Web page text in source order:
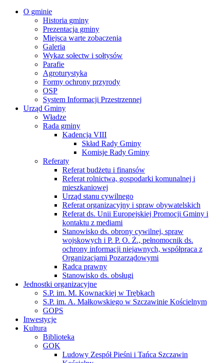
O gminie
Historia gminy
Prezentacja gminy
Miejsca warte zobaczenia
Galeria
Wykaz sołectw i sołtysów
Parafie
Agroturystyka
Formy ochrony przyrody
OSP
System Informacji Przestrzennej
Urząd Gminy
Władze
Rada gminy
Kadencja VIII
Skład Rady Gminy
Komisje Rady Gminy
Referaty
Referat budżetu i finansów
Referat rolnictwa, gospodarki komunalnej i
mieszkaniowej
Urząd stanu cywilnego
Referat organizacyjny i spraw obywatelskich
Referat ds. Unii Europejskiej Promocji Gminy i
kontaktu z mediami
Stanowisko ds. obrony cywilnej, spraw
wojskowych i P. P. O. Ż., pełnomocnik ds.
ochrony informacji niejawnych, współpraca z
Organizacjami Pozarządowymi
Radca prawny
Stanowisko ds. obsługi
Jednostki organizacyjne
S.P. im. M. Kownackiej w Trębkach
S.P. im. A. Małkowskiego w Szczawinie Kościelnym
GOPS
Inwestycje
Kultura
Biblioteka
GOK
Ludowy Zespół Pieśni i Tańca Szczawin